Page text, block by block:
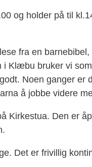
og holder på til
fra en
Klæbu bruker vi
Noen ganger er
å jobbe videre
Kirkestua. Den er
Det er frivillig